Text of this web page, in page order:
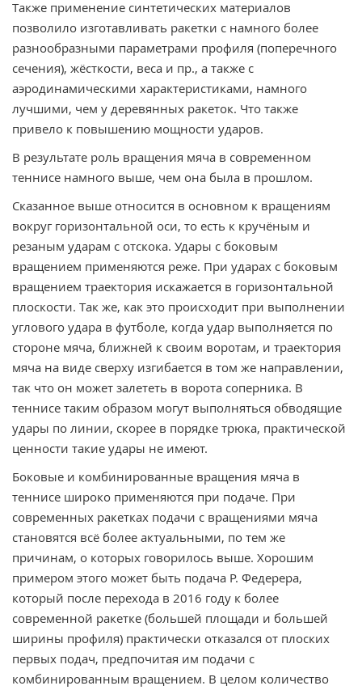
Также применение синтетических материалов
позволило изготавливать ракетки с намного более
разнообразными параметрами профиля (поперечного
сечения), жёсткости, веса и пр., а также с
аэродинамическими характеристиками, намного
лучшими, чем у деревянных ракеток. Что также
привело к повышению мощности ударов.
В результате роль вращения мяча в современном
теннисе намного выше, чем она была в прошлом.
Сказанное выше относится в основном к вращениям
вокруг горизонтальной оси, то есть к кручёным и
резаным ударам с отскока. Удары с боковым
вращением применяются реже. При ударах с боковым
вращением траектория искажается в горизонтальной
плоскости. Так же, как это происходит при выполнении
углового удара в футболе, когда удар выполняется по
стороне мяча, ближней к своим воротам, и траектория
мяча на виде сверху изгибается в том же направлении,
так что он может залететь в ворота соперника. В
теннисе таким образом могут выполняться обводящие
удары по линии, скорее в порядке трюка, практической
ценности такие удары не имеют.
Боковые и комбинированные вращения мяча в
теннисе широко применяются при подаче. При
современных ракетках подачи с вращениями мяча
становятся всё более актуальными, по тем же
причинам, о которых говорилось выше. Хорошим
примером этого может быть подача Р. Федерера,
который после перехода в 2016 году к более
современной ракетке (большей площади и большей
ширины профиля) практически отказался от плоских
первых подач, предпочитая им подачи с
комбинированным вращением. В целом количество